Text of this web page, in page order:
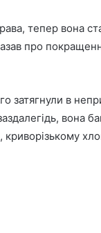
тепер вона
про
затягнули в
вона